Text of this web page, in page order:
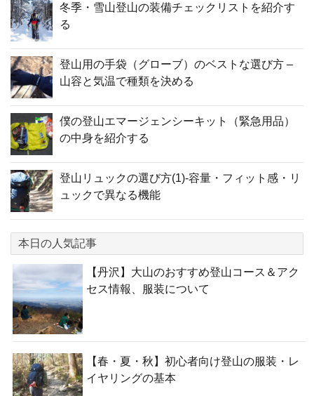
冬季・雪山登山の装備チェックリストを紹介す
る
登山用の手袋（グローブ）のベストな選び方 –
山容と気温で種類を決める
僕の登山エマージェンシーキット（緊急用品）
の中身を紹介する
登山リュックの選び方(1)-容量・フィット感・リ
ュックで異なる機能
本日の人気記事
【丹沢】大山のおすすめ登山コース＆アク
セス情報、服装について
【春・夏・秋】初心者向け登山の服装・レ
イヤリングの基本